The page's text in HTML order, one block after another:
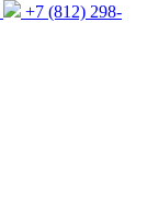
+7 (812) 298-